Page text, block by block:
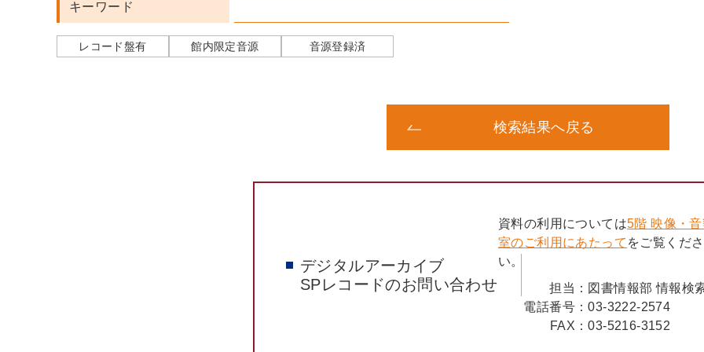
キーワード
レコード盤有 館内限定音源 音源登録済
検索結果へ戻る
デジタルアーカイブ
SPレコードのお問い合わせ
資料の利用については5階 映像・
室のご利用にあたって をご覧くださ
い。
担当： 図書情報部 情報検
電話番号：03-3222-2574
FAX：03-5216-3152